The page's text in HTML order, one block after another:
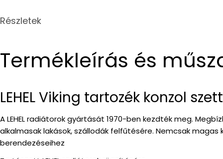
Részletek
Termékleírás és
LEHEL Viking tartozék konzol szett
A LEHEL radiátorok gyártását 1970-ben kezdték meg.
alkalmasak lakások, szállodák felfűtésére. Nemcsak
berendezéseihez